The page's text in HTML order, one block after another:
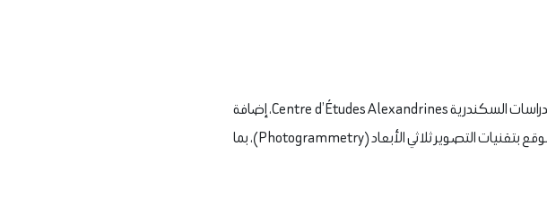
وعلى الصعيد الفني، تم تنفيذ أعمال الرفع الطبوغرافي بالتعاون مع المركز الفرنسي للدراسات السكندرية Centre d’Études Alexandrines، إضافة
إلى أعمال الرسم الأثري والمعماري بواسطة فريق آثار الإسكندرية، إلى جانب توثيق الموقع بتقنيات التصوير ثلاثي الأبعاد (Photogrammetry)، بما